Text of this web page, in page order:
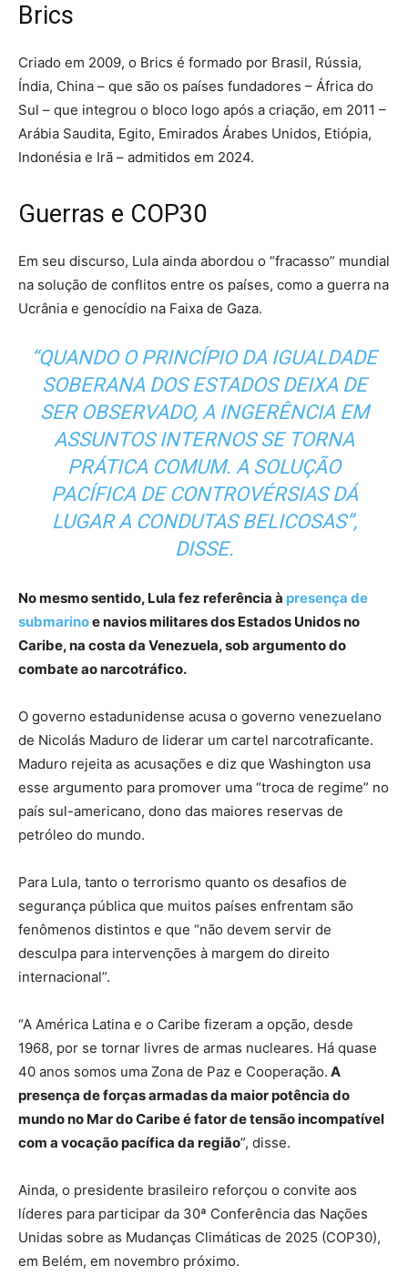
Brics
Criado em 2009, o Brics é formado por Brasil, Rússia,
Índia, China – que são os países fundadores – África do
Sul – que integrou o bloco logo após a criação, em 2011 –
Arábia Saudita, Egito, Emirados Árabes Unidos, Etiópia,
Indonésia e Irã – admitidos em 2024.
Guerras e COP30
Em seu discurso, Lula ainda abordou o “fracasso” mundial
na solução de conflitos entre os países, como a guerra na
Ucrânia e genocídio na Faixa de Gaza.
“QUANDO O PRINCÍPIO DA IGUALDADE
SOBERANA DOS ESTADOS DEIXA DE
SER OBSERVADO, A INGERÊNCIA EM
ASSUNTOS INTERNOS SE TORNA
PRÁTICA COMUM. A SOLUÇÃO
PACÍFICA DE CONTROVÉRSIAS DÁ
LUGAR A CONDUTAS BELICOSAS”,
DISSE.
No mesmo sentido, Lula fez referência à presença de
submarinoe navios militares dos Estados Unidos no
Caribe, na costa da Venezuela, sob argumento do
combate ao narcotráfico.
O governo estadunidense acusa o governo venezuelano
de Nicolás Maduro de liderar um cartel narcotraficante.
Maduro rejeita as acusações e diz que Washington usa
esse argumento para promover uma “troca de regime” no
país sul-americano, dono das maiores reservas de
petróleo do mundo.
Para Lula, tanto o terrorismo quanto os desafios de
segurança pública que muitos países enfrentam são
fenômenos distintos e que “não devem servir de
desculpa para intervenções à margem do direito
internacional”.
“A América Latina e o Caribe fizeram a opção, desde
1968, por se tornar livres de armas nucleares. Há quase
40 anos somos uma Zona de Paz e Cooperação. A
presença de forças armadas da maior potência do
mundo no Mar do Caribe é fator de tensão incompatível
com a vocação pacífica da região”, disse.
Ainda, o presidente brasileiro reforçou o convite aos
líderes para participar da 30ª Conferência das Nações
Unidas sobre as Mudanças Climáticas de 2025 (COP30),
em Belém, em novembro próximo.